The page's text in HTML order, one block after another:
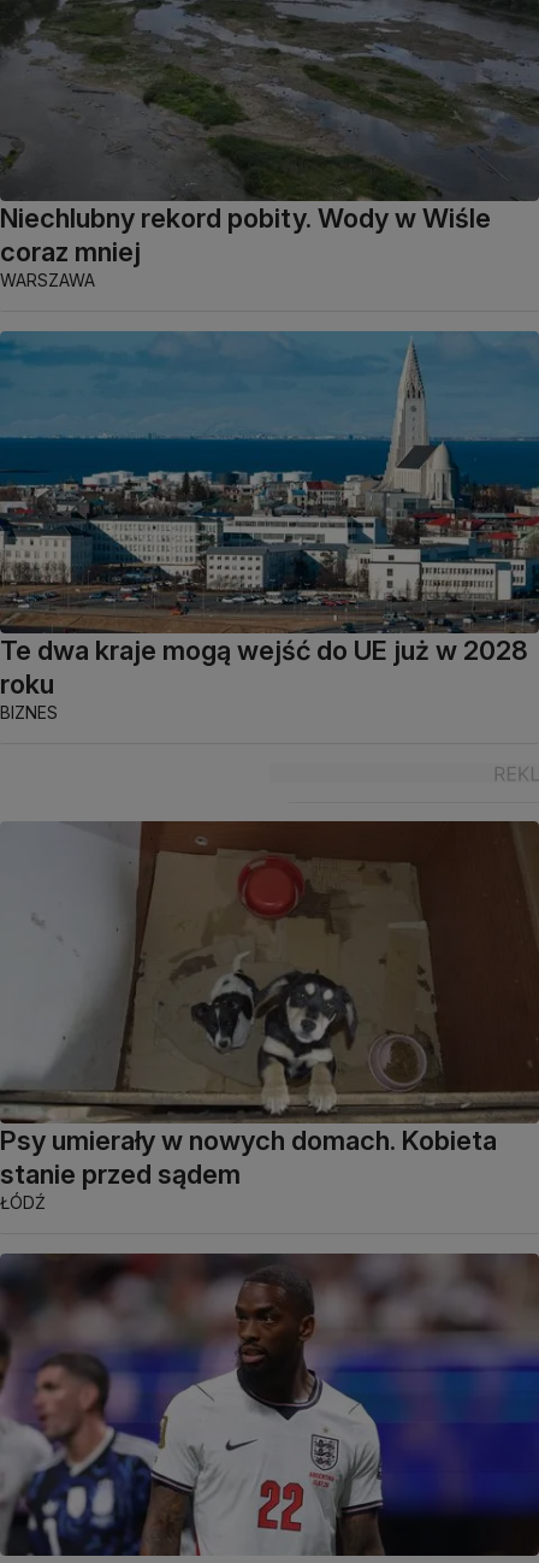
Niechlubny rekord pobity. Wody w Wiśle
coraz mniej
WARSZAWA
Te dwa kraje mogą wejść do UE już w 2028
roku
BIZNES
Psy umierały w nowych domach. Kobieta
stanie przed sądem
ŁÓDŹ